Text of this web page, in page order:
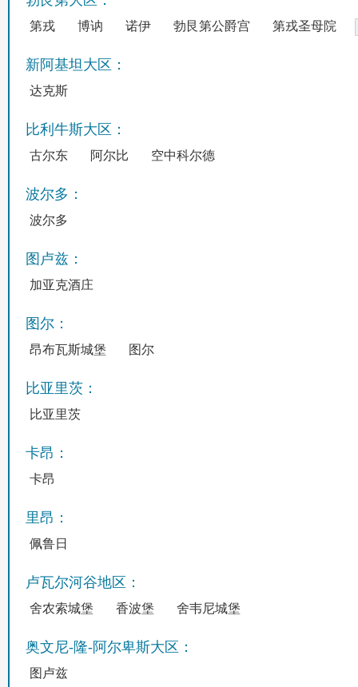
第戎 博讷 诺伊 勃艮第公爵宫 第戎圣母院
新阿基坦大区：
达克斯
比利牛斯大区：
古尔东 阿尔比 空中科尔德
波尔多：
波尔多
图卢兹：
加亚克酒庄
图尔：
昂布瓦斯城堡 图尔
比亚里茨：
比亚里茨
卡昂：
卡昂
里昂：
佩鲁日
卢瓦尔河谷地区：
舍农索城堡 香波堡 舍韦尼城堡
奥文尼-隆-阿尔卑斯大区：
图卢兹